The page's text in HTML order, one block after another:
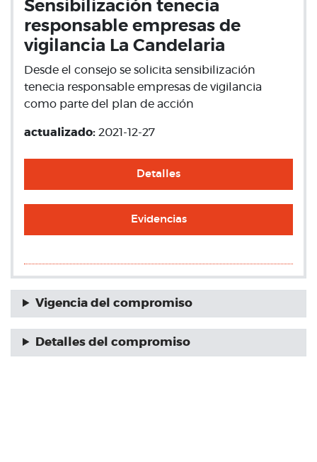
Sensibilización tenecia
responsable empresas de
vigilancia La Candelaria
Desde el consejo se solicita sensibilización
tenecia responsable empresas de vigilancia
como parte del plan de acción
actualizado: 2021-12-27
Detalles
Evidencias
Vigencia del compromiso
Detalles del compromiso